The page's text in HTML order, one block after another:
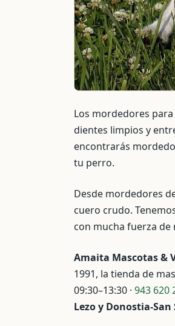
Los mordedores
dientes limpios y
encontrarás
tu perro.
Desde mordedores
cuero crudo.
con mucha fuerza
Amaita Mascotas &
1991, la tienda de
09:30–13:30 · 943 620
Lezo y Donostia-San